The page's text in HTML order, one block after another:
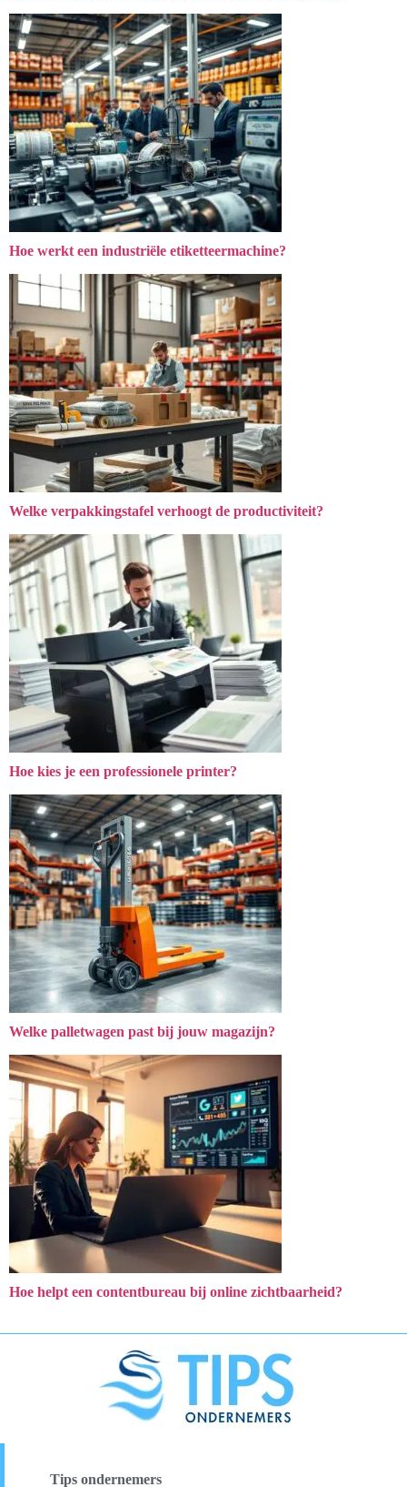
Hoe werkt een industriële etiketteermachine?
Welke verpakkingstafel verhoogt de productiviteit?
Hoe kies je een professionele printer?
Welke palletwagen past bij jouw magazijn?
Hoe helpt een contentbureau bij online zichtbaarheid?
Tips ondernemers